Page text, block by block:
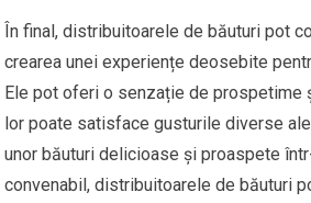
În final, distribuitoarele de băuturi pot
crearea unei experiențe deosebite
Ele pot oferi o senzație de prospetime
lor poate satisface gusturile diverse
unor băuturi delicioase și proaspete
convenabil, distribuitoarele de băuturi